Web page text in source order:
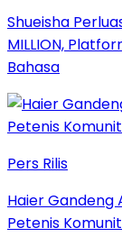
Shueisha
MILLION,
Bahasa
Pers Rilis
Haier Gandeng
Petenis